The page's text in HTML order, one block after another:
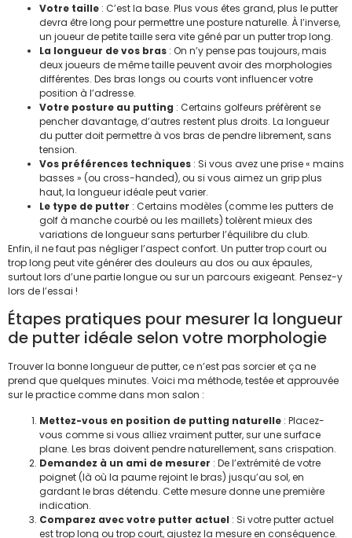
Votre taille : C’est la base. Plus vous êtes grand, plus le putter
devra être long pour permettre une posture naturelle. À l’inverse,
un joueur de petite taille sera vite gêné par un putter trop long.
La longueur de vos bras : On n’y pense pas toujours, mais
deux joueurs de même taille peuvent avoir des morphologies
différentes. Des bras longs ou courts vont influencer votre
position à l’adresse.
Votre posture au putting : Certains golfeurs préfèrent se
pencher davantage, d’autres restent plus droits. La longueur
du putter doit permettre à vos bras de pendre librement, sans
tension.
Vos préférences techniques : Si vous avez une prise « mains
basses » (ou cross-handed), ou si vous aimez un grip plus
haut, la longueur idéale peut varier.
Le type de putter : Certains modèles (comme les putters de
golf à manche courbé ou les maillets) tolèrent mieux des
variations de longueur sans perturber l’équilibre du club.
Enfin, il ne faut pas négliger l’aspect confort. Un putter trop court ou
trop long peut vite générer des douleurs au dos ou aux épaules,
surtout lors d’une partie longue ou sur un parcours exigeant. Pensez-y
lors de l’essai !
Étapes pratiques pour mesurer la longueur
de putter idéale selon votre morphologie
Trouver la bonne longueur de putter, ce n’est pas sorcier et ça ne
prend que quelques minutes. Voici ma méthode, testée et approuvée
sur le practice comme dans mon salon :
Mettez-vous en position de putting naturelle : Placez-
vous comme si vous alliez vraiment putter, sur une surface
plane. Les bras doivent pendre naturellement, sans crispation.
Demandez à un ami de mesurer : De l’extrémité de votre
poignet (là où la paume rejoint le bras) jusqu’au sol, en
gardant le bras détendu. Cette mesure donne une première
indication.
Comparez avec votre putter actuel : Si votre putter actuel
est trop long ou trop court, ajustez la mesure en conséquence.